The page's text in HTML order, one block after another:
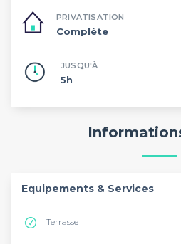
PRIVATISATION
Complète
JUSQU'À
5h
Equipements & Services
Terrasse